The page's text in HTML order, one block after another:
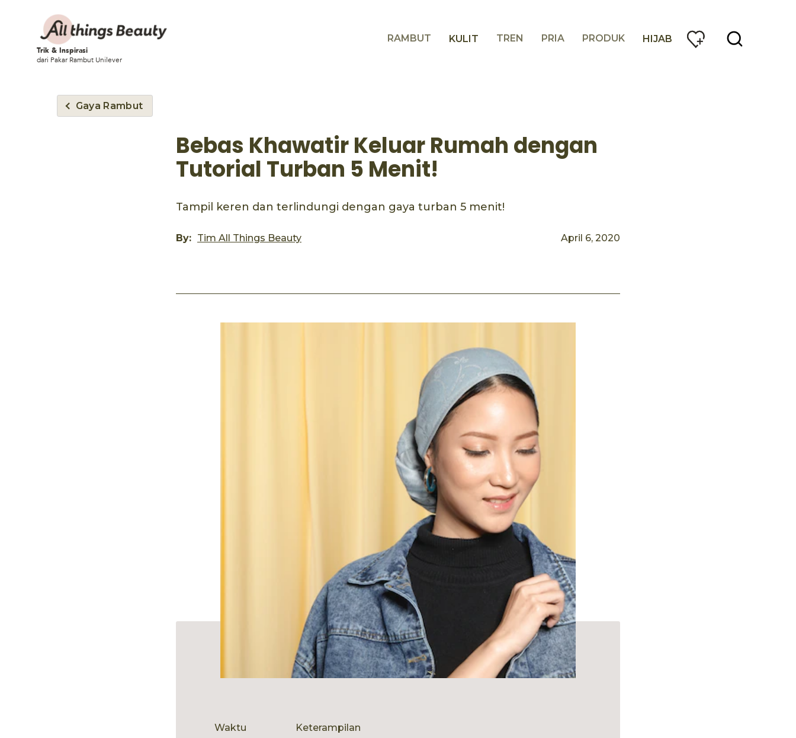
Trik & Inspirasi
dari Pakar Rambut Unilever
RAMBUT KULIT TREN PRIA PRODUK HIJAB
Gaya Rambut
Bebas Khawatir Keluar Rumah dengan
Tutorial Turban 5 Menit!
Tampil keren dan terlindungi dengan gaya turban 5 menit!
By: Tim All Things Beauty April 6, 2020
Waktu
Keterampilan